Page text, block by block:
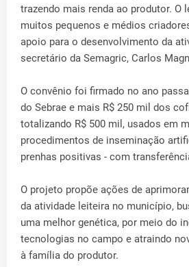
trazendo mais renda ao produtor. O
muitos pequenos e médios
apoio para o desenvolvimento da
secretário da Semagric, Carlos
O convênio foi firmado no ano
do Sebrae e mais R$ 250 mil dos
totalizando R$ 500 mil, usados em
procedimentos de inseminação
prenhas positivas - com
O projeto propõe ações de
da atividade leiteira no município,
uma melhor genética, por meio do
tecnologias no campo e atraindo
à família do produtor.